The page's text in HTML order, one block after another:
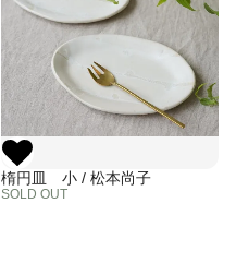
楕円皿 小 / 松本尚子
SOLD OUT